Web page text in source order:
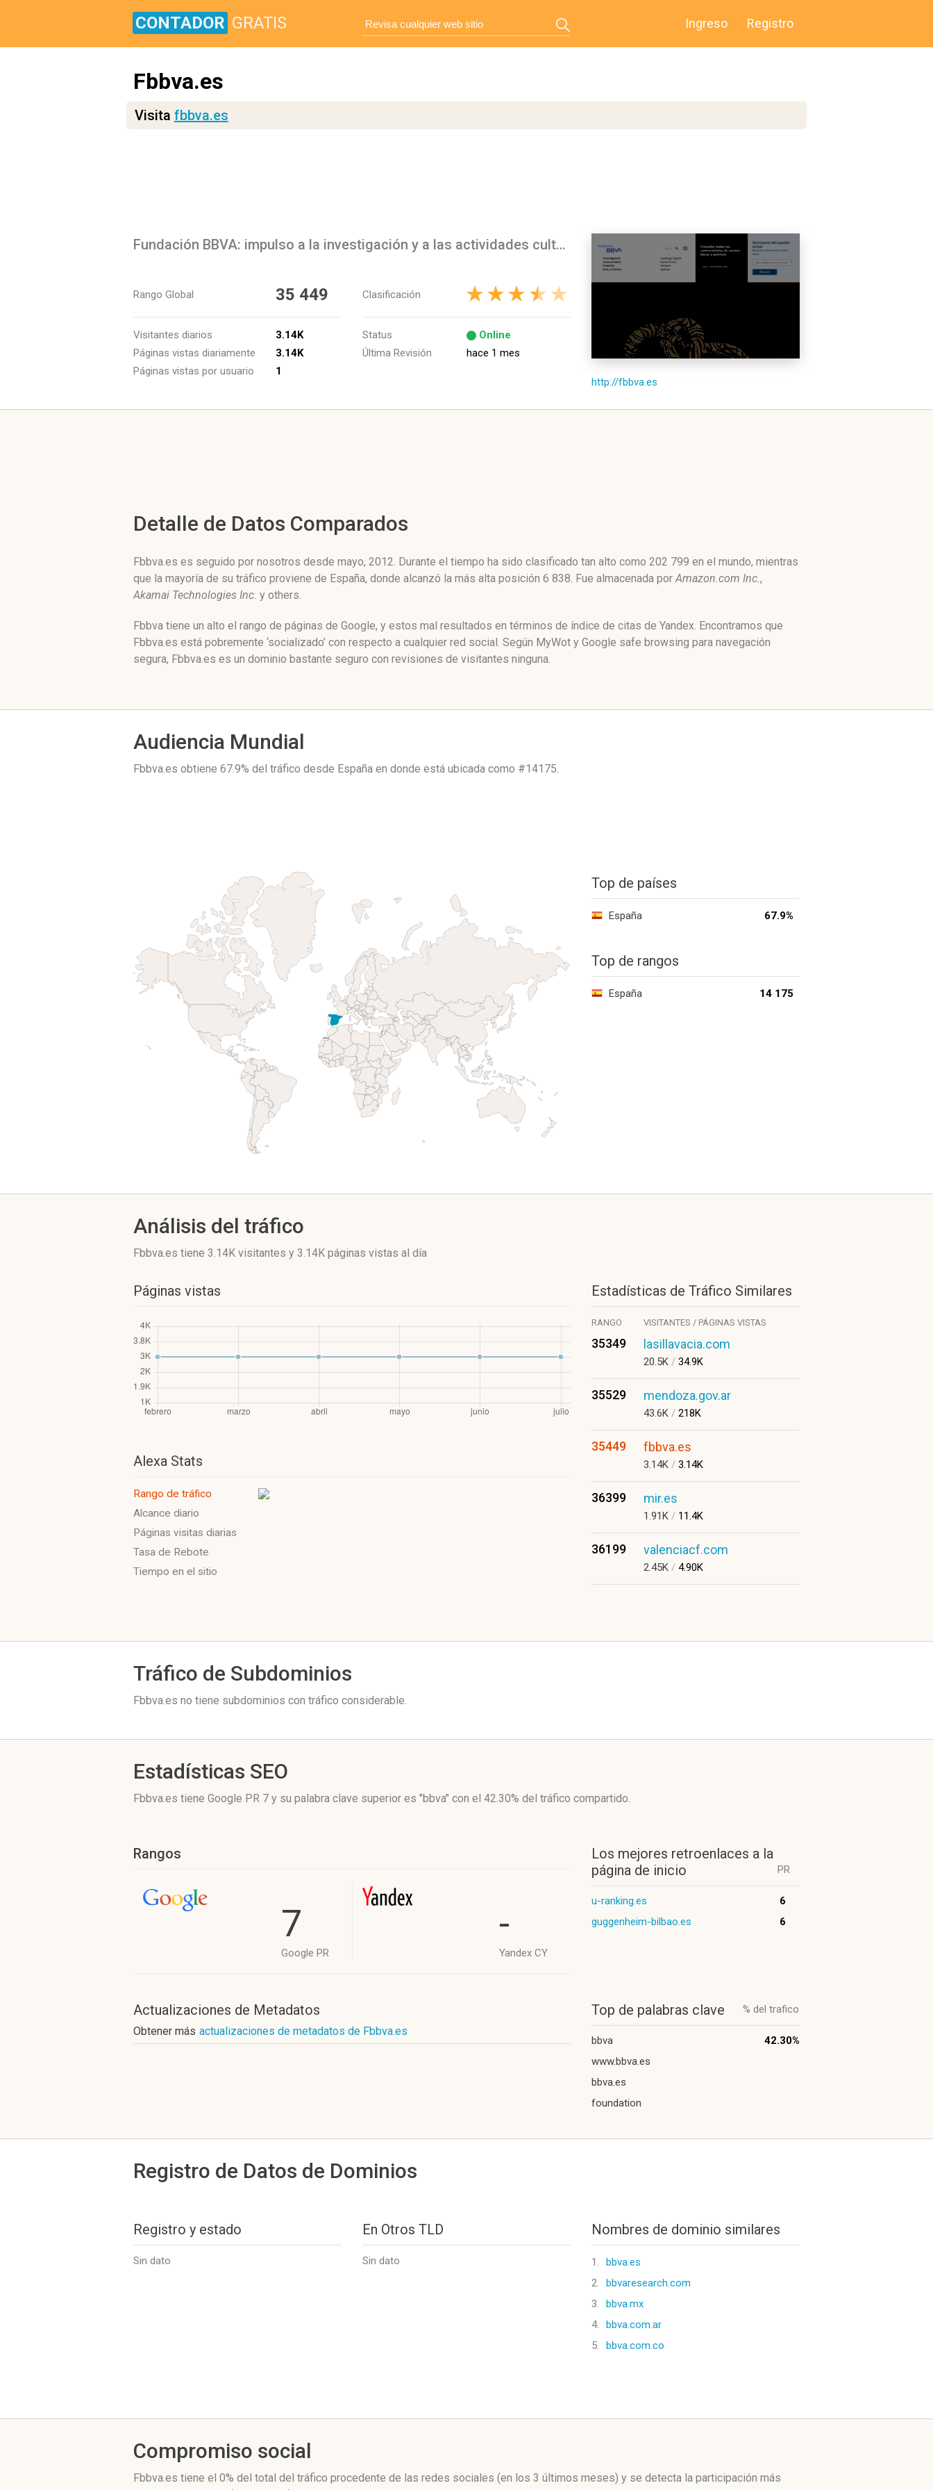
CONTADOR GRATIS Ingreso Registro
Fbbva.es
Visita fbbva.es
Fundación BBVA: impulso a la investigación y a las actividades culturales
Rango Global 35 449
Visitantes diarios
3.14K
Páginas vistas diariamente
3.14K
Páginas vistas por usuario
1
Clasificación
Status
Online
Última Revisión
hace 1 mes
http://fbbva.es
Detalle de Datos Comparados
Fbbva.es es seguido por nosotros desde mayo, 2012. Durante el tiempo ha sido clasificado tan alto como 202 799 en el mundo, mientras
que la mayoría de su tráfico proviene de España, donde alcanzó la más alta posición 6 838. Fue almacenada porAmazon.com Inc.,
Akamai Technologies Inc. y others.
Fbbva tiene un alto el rango de páginas de Google, y estos mal resultados en términos de índice de citas de Yandex. Encontramos que
Fbbva.es está pobremente ‘socializado’ con respecto a cualquier red social. Según MyWot y Google safe browsing para navegación
segura, Fbbva.es es un dominio bastante seguro con revisiones de visitantes ninguna.
Audiencia Mundial
Fbbva.es obtiene 67.9% del tráfico desde España en donde está ubicada como #14175.
Top de países
España 67.9%
Top de rangos
España 14 175
Análisis del tráfico
Fbbva.es tiene 3.14K visitantes y 3.14K páginas vistas al día
Páginas vistas
Alexa Stats
Rango de tráfico
Alcance diario
Páginas visitas diarias
Tasa de Rebote
Tiempo en el sitio
Estadísticas de Tráfico Similares
RANGO VISITANTES / PÁGINAS VISTAS
35349 lasillavacia.com
20.5K / 34.9K
35529 mendoza.gov.ar
43.6K / 218K
35449 fbbva.es
3.14K / 3.14K
36399 mir.es
1.91K / 11.4K
36199 valenciacf.com
2.45K / 4.90K
Tráfico de Subdominios
Fbbva.es no tiene subdominios con tráfico considerable.
Estadísticas SEO
Fbbva.es tiene Google PR 7 y su palabra clave superior es "bbva" con el 42.30% del tráfico compartido.
Rangos
7
Google PR
-
Yandex CY
Actualizaciones de Metadatos
Obtener más actualizaciones de metadatos de Fbbva.es
Los mejores retroenlaces a la
página de inicio
PR
u-ranking.es
6
guggenheim-bilbao.es
6
Top de palabras clave % del trafico
bbva
42.30%
www.bbva.es
bbva.es
foundation
Registro de Datos de Dominios
Registro y estado
Sin dato
En Otros TLD
Sin dato
Nombres de dominio similares
1.
bbva.es
2.
bbvaresearch.com
3.
bbva.mx
4.
bbva.com.ar
5.
bbva.com.co
Compromiso social
Fbbva.es tiene el 0% del total del tráfico procedente de las redes sociales (en los 3 últimos meses) y se detecta la participación más